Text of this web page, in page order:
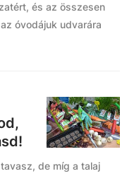
és az összesen
óvodájuk udvarára
de míg a talaj